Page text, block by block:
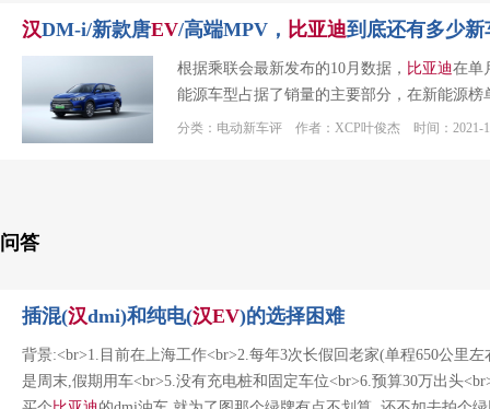
汉DM-i/新款唐EV/高端MPV， 比亚迪到底还有多少新
根据乘联会最新发布的10月数据， 比亚迪在单
能源车型占据了销量的主要部分，在新能源
分类：电动新车评 作者：XCP叶俊杰 时间：2021-
问答
插混(汉dmi)和纯电(汉EV)的选择困难
背景:<br>1.目前在上海工作<br>2.每年3次长假回老家(单程650公里
是周末,假期用车<br>5.没有充电桩和固定车位<br>6.预算30万出头